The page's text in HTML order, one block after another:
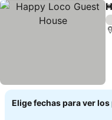
Elige fechas para ver